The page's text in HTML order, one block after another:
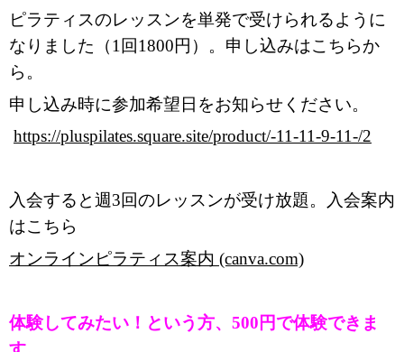
ピラティスのレッスンを単発で受けられるように
なりました（1回1800円）。申し込みはこちらか
ら。
申し込み時に参加希望日をお知らせください。
https://pluspilates.square.site/product/-11-11-9-11-/2
入会すると週3回のレッスンが受け放題。入会案内
はこちら
オンラインピラティス案内 (canva.com)
体験してみたい！という方、500円で体験できま